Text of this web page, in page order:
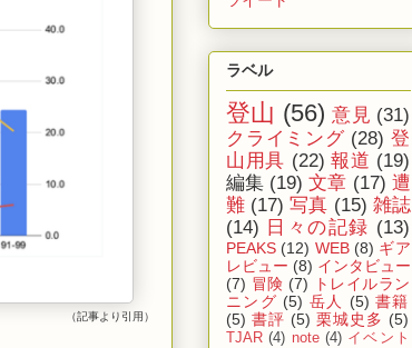
（記事より引用）
ラベル
登山 (56) 意見 (31)
クライミング (28) 登
山用具 (22) 報道 (19)
編集 (19) 文章 (17) 遭
難 (17) 写真 (15) 雑誌
(14) 日々の記録 (13)
PEAKS (12) WEB (8) ギア
レビュー (8) インタビュー
(7) 冒険 (7)
トレイルラン
ニング (5) 岳人 (5) 書籍
(5) 書評 (5) 栗城史多 (5)
TJAR (4) note (4) イベント